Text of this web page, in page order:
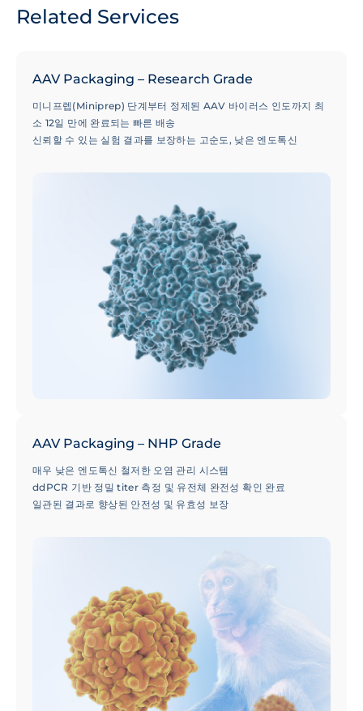
Related Services
AAV Packaging – Research Grade
미니프렙(Miniprep) 단계부터 정제된 AAV 바이러스 인도까지 최
소 12일 만에 완료되는 빠른 배송
신뢰할 수 있는 실험 결과를 보장하는 고순도, 낮은 엔도톡신
50,000건 이상의 성공적인 프로젝트 수행 실적으로 검증된 100개
AAV Packaging – NHP Grade
매우 낮은 엔도톡신 철저한 오염 관리 시스템
ddPCR 기반 정밀 titer 측정 및 유전체 완전성 확인 완료
일관된 결과로 향상된 안전성 및 유효성 보장